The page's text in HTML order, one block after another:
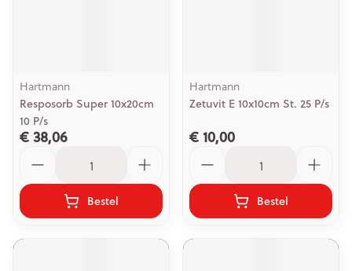
Hartmann
Resposorb Super 10x20cm
10 P/s
€ 38,06
Bestel
Hartmann
Zetuvit E 10x10cm St. 25 P/s
€ 10,00
Bestel